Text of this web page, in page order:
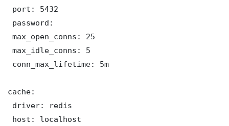
port: 5432
password:
max_open_conns: 25
max_idle_conns: 5
conn_max_lifetime: 5m
cache:
driver: redis
host: localhost